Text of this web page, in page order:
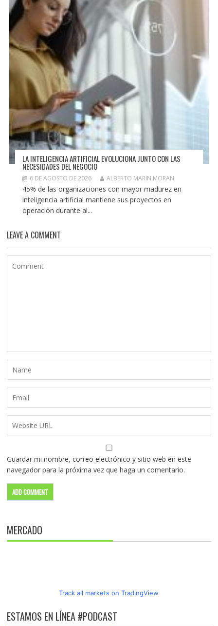
LA INTELIGENCIA ARTIFICIAL EVOLUCIONA JUNTO CON LAS
NECESIDADES DEL NEGOCIO
6 DE AGOSTO DE 2026 ALBERTO MARIN MORAN
45% de las organizaciones con mayor madurez en
inteligencia artificial mantiene sus proyectos en
operación durante al...
LEAVE A COMMENT
Guardar mi nombre, correo electrónico y sitio web en este
navegador para la próxima vez que haga un comentario.
MERCADO
Track all markets on TradingView
ESTAMOS EN LÍNEA #PODCAST